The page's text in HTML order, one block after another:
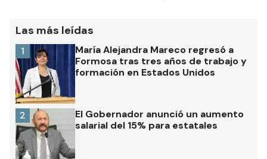
Las más leídas
María Alejandra Mareco regresó a
Formosa tras tres años de trabajo y
formación en Estados Unidos
1
El Gobernador anunció un aumento
salarial del 15% para estatales
2